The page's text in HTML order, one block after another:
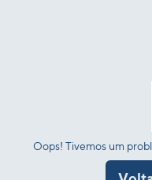
Oops! Tivemos um